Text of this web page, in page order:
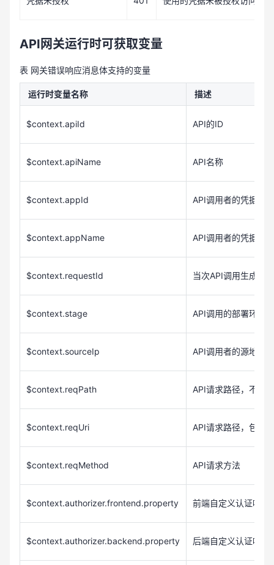
API网关运行时可获取变量
表 网关错误响应消息体支持的变量
运行时变量名称 描述
$context.apiId API的ID
$context.apiName API名称
$context.appId API调用者的凭据对象
$context.appName API调用者的凭据对
$context.requestId 当次API调用生成请求
$context.stage API调用的部署环境
$context.sourceIp API调用者的源地址
$context.reqPath API请求路径，不包含
$context.reqUri API请求路径，包含
$context.reqMethod API请求方法
$context.authorizer.frontend.property 前端自定义认证响应
$context.authorizer.backend.property 后端自定义认证响应